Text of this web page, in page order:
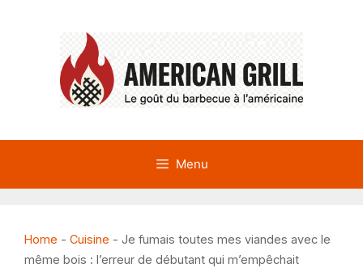
Menu
Home - Cuisine - Je fumais toutes mes viandes avec le
même bois : l’erreur de débutant qui m’empêchait